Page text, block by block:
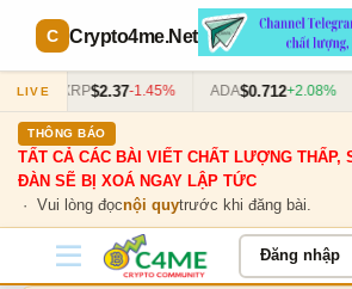
Crypto4me.Net
LIVE XRP$2.37-1.45% ADA$0.712+2.08%
THÔNG BÁO
TẤT CẢ CÁC BÀI VIẾT CHẤT LƯỢNG THẤP,
ĐÀN SẼ BỊ XOÁ NGAY LẬP TỨC
· Vui lòng đọcnội quytrước khi đăng bài.
Đăng nhập